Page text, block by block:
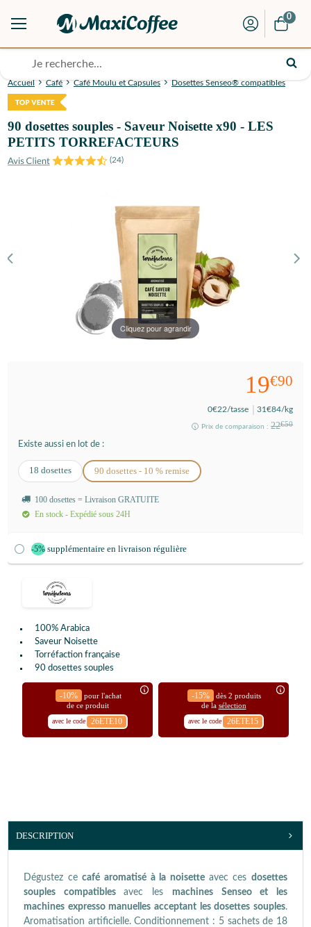
0
Accueil Café Café Moulu et Capsules Dosettes Senseo® compatibles
90 dosettes souples - Saveur Noisette x90 - LES
PETITS TORREFACTEURS
(24)
Cliquez pour agrandir
100% Arabica
Saveur Noisette
Torréfaction française
90 dosettes souples
-10%
pour l'achat
de ce produit
avec le code 26ETE10
-15%
dès 2 produits
de la sélection
avec le code 26ETE15
19€90
0€22/tasse 31€84/kg
Prix de comparaison : 22€50
Existe aussi en lot de :
18 dosettes 90 dosettes - 10 % remise
100 dosettes = Livraison GRATUITE
En stock - Expédié sous 24H
-5% supplémentaire en livraison régulière
DESCRIPTION
Dégustez cecafé aromatisé à la noisette avec cesdosettes
souples
compatiblesavec les machines Senseo et les
machines expresso manuelles acceptant les dosettes souples.
Aromatisation artificielle. Conditionnement : 5 sachets de 18